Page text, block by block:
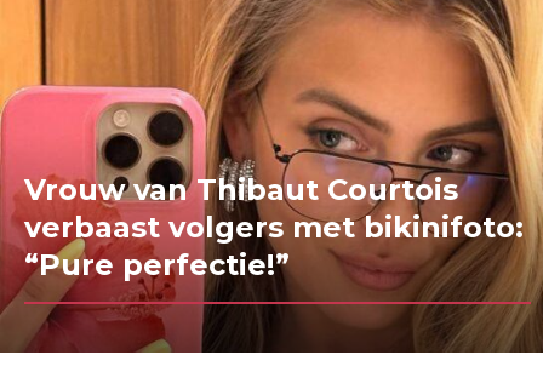
Vrouw van Thibaut Courtois
verbaast volgers met bikinifoto:
“Pure perfectie!”